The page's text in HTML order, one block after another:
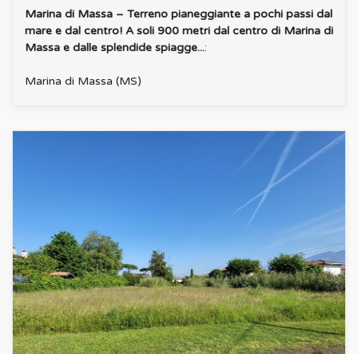
Marina di Massa – Terreno pianeggiante a pochi passi dal
mare e dal centro! A soli 900 metri dal centro di Marina di
Massa e dalle splendide spiagge...:
Marina di Massa (MS)